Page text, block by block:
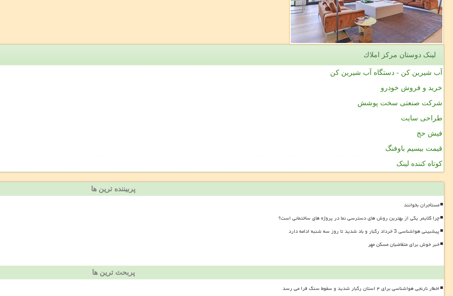
لینک دوستان مركز املاك
آب شیرین کن - دستگاه آب شیرین کن
خرید و فروش خودرو
شرکت صنعتی سخت پوشش
طراحی سایت
فیش حج
قیمت بیسیم باوفنگ
کوتاه کننده لینک
پربیننده ترین ها
مستأجران بخوانند
چرا کلایمر یکی از بهترین روش های دسترسی نما در پروژه های ساختمانی است؟
پیشبینی هواشناسی 3 خرداد رگبار و باد شدید تا روز سه شنبه ادامه دارد
خبر خوش برای متقاضیان مسکن مهر
پربحث ترین ها
اخطار نارنجی هواشناسی برای ۴ استان رگبار شدید و سقوط سنگ فرا می رسد